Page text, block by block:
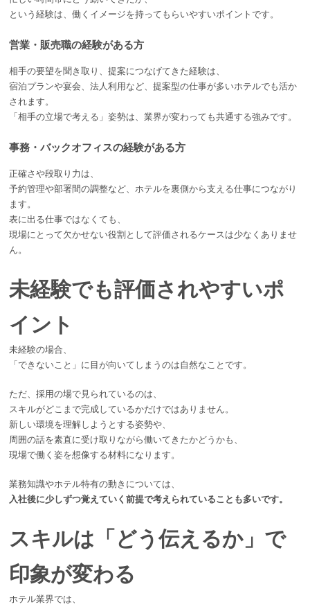
という経験は、働くイメージを持ってもらいやすいポイントです。
営業・販売職の経験がある方
相手の要望を聞き取り、提案につなげてきた経験は、
宿泊プランや宴会、法人利用など、提案型の仕事が多いホテルでも活か
されます。
「相手の立場で考える」姿勢は、業界が変わっても共通する強みです。
事務・バックオフィスの経験がある方
正確さや段取り力は、
予約管理や部署間の調整など、ホテルを裏側から支える仕事につながり
ます。
表に出る仕事ではなくても、
現場にとって欠かせない役割として評価されるケースは少なくありませ
ん。
未経験でも評価されやすいポ
イント
未経験の場合、
「できないこと」に目が向いてしまうのは自然なことです。
ただ、採用の場で見られているのは、
スキルがどこまで完成しているかだけではありません。
新しい環境を理解しようとする姿勢や、
周囲の話を素直に受け取りながら働いてきたかどうかも、
現場で働く姿を想像する材料になります。
業務知識やホテル特有の動きについては、
入社後に少しずつ覚えていく前提で考えられていることも多いです。
スキルは「どう伝えるか」で
印象が変わる
ホテル業界では、